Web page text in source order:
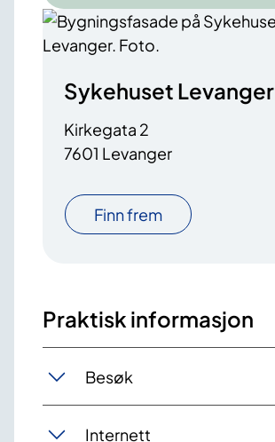
Sykehuset Levanger
Kirkegata 2
7601 Levanger
Finn frem
Praktisk informasjon
Besøk
Internett